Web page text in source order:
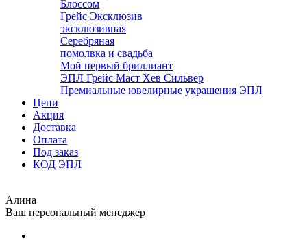
Блоссом
Грейс Эксклюзив
эксклюзивная
Серебряная
помолвка и свадьба
Мой первый бриллиант
ЭПЛ Грейс Маст Хев Сильвер
Премиальные ювелирные украшения ЭПЛ
Цепи
Акция
Доставка
Оплата
Под заказ
КОД ЭПЛ
Алина
Ваш персональный менеджер